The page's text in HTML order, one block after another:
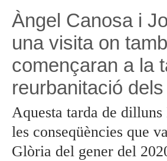
Àngel Canosa i
una visita on
començaran a la
reurbanitació
Aquesta tarda de
les conseqüències que
Glòria del gener del